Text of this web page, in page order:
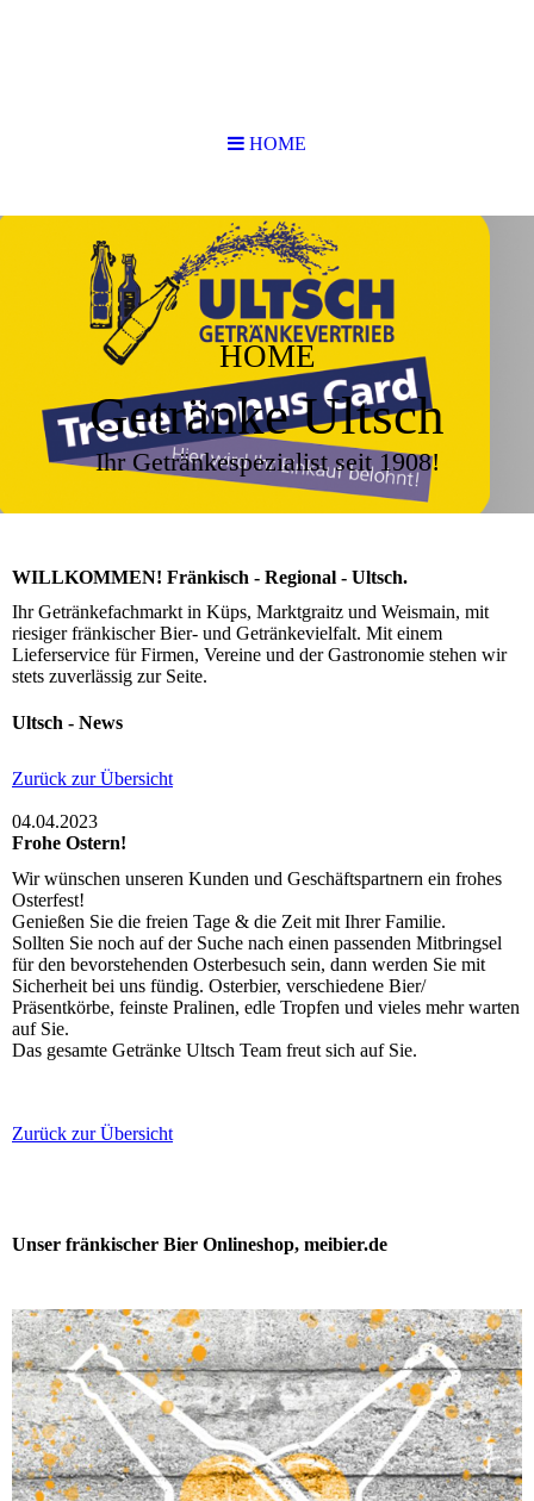
HOME
Getränke Ultsch
Ihr Getränkespezialist seit 1908!
WILLKOMMEN! Fränkisch - Regional - Ultsch.
Ihr Getränkefachmarkt in Küps, Marktgraitz und Weismain, mit
riesiger fränkischer Bier- und Getränkevielfalt. Mit einem
Lieferservice für Firmen, Vereine und der Gastronomie stehen wir
stets zuverlässig zur Seite.
Ultsch - News
Zurück zur Übersicht
04.04.2023
Frohe Ostern!
Wir wünschen unseren Kunden und Geschäftspartnern ein frohes
Osterfest!
Genießen Sie die freien Tage & die Zeit mit Ihrer Familie.
Sollten Sie noch auf der Suche nach einen passenden Mitbringsel
für den bevorstehenden Osterbesuch sein, dann werden Sie mit
Sicherheit bei uns fündig. Osterbier, verschiedene Bier/
Präsentkörbe, feinste Pralinen, edle Tropfen und vieles mehr warten
auf Sie.
Das gesamte Getränke Ultsch Team freut sich auf Sie.
Zurück zur Übersicht
Unser fränkischer Bier Onlineshop, meibier.de
HOME